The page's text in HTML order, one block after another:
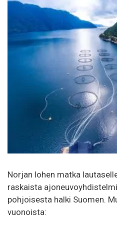
Norjan lohen matka
raskaista
pohjoisesta halki Suomen.
vuonoista: